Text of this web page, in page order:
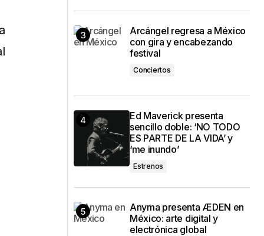
Arcángel regresa a México
con gira y encabezando
festival
Conciertos
Ed Maverick presenta
sencillo doble: ‘NO TODO
ES PARTE DE LA VIDA’ y
‘me inundo’
Estrenos
Anyma presenta ÆDEN en
México: arte digital y
electrónica global